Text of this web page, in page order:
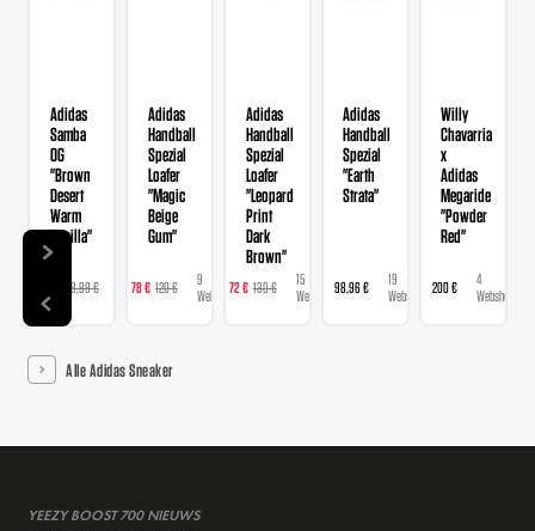
Adidas
Samba
OG
"Brown
Desert
Warm
Vanilla"
129,99 €
Webshops
Adidas
Handball
Spezial
Loafer
"Magic
Beige
Gum"
78 € 120 €
9
Webshops
Adidas
Handball
Spezial
Loafer
"Leopard
Print
Dark
Brown"
72 € 130 €
15
Webshops
Adidas
Handball
Spezial
"Earth
Strata"
98,96 €
19
Webshops
Willy
Chavarria
x
Adidas
Megaride
"Powder
Red"
200 €
4
Webshops
Alle Adidas Sneaker
YEEZY BOOST 700 NIEUWS